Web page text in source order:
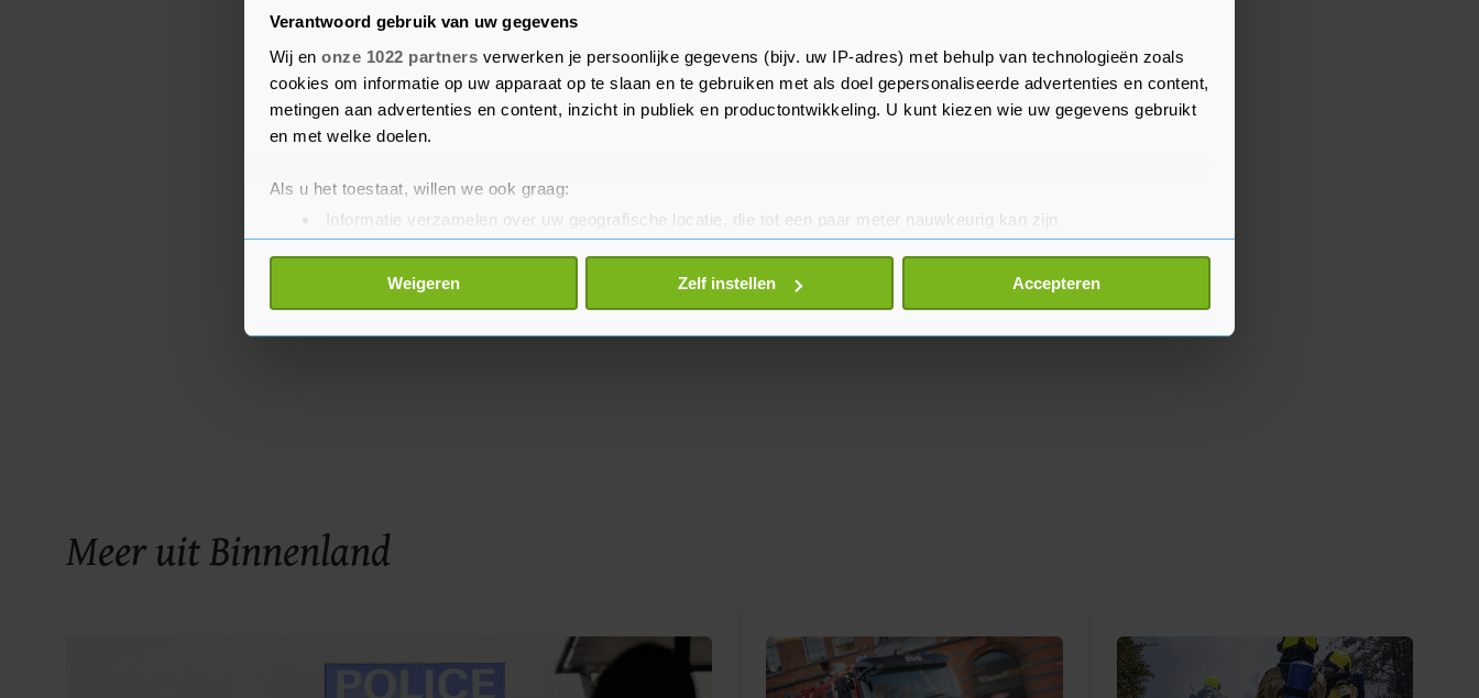
Verantwoord gebruik van uw gegevens
Wij en onze 1022 partners verwerken je persoonlijke gegevens (bijv. uw IP-adres) met behulp van technologieën zoals
cookies om informatie op uw apparaat op te slaan en te gebruiken met als doel gepersonaliseerde advertenties en content,
metingen aan advertenties en content, inzicht in publiek en productontwikkeling. U kunt kiezen wie uw gegevens gebruikt
en met welke doelen.
Als u het toestaat, willen we ook graag:
Informatie verzamelen over uw geografische locatie, die tot een paar meter nauwkeurig kan zijn
Uw apparaat identificeren door het actief te scannen op specifieke eigenschappen (fingerprinting)
Lees meer over hoe uw persoonlijke gegevens worden verwerkt en stel uw voorkeuren in het
detailgedeelte
toestemming op elk moment wijzigen of intrekken in de Cookieverklaring.
Weigeren Zelf instellen Accepteren
Meer uit Binnenland